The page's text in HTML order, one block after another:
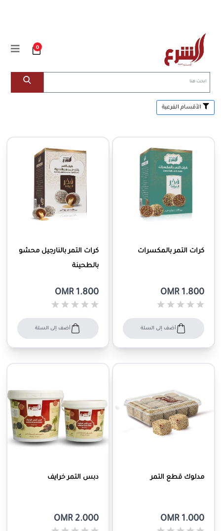
0
كرات التمر بالمكسرات
OMR 1.800
أضف إلى السلة
كرات التمر بالنارجيل محشو
بالطحينة
OMR 1.800
أضف إلى السلة
مدلوك قطع التمر
OMR 1.000
دبس التمر خرايف
OMR 2.000